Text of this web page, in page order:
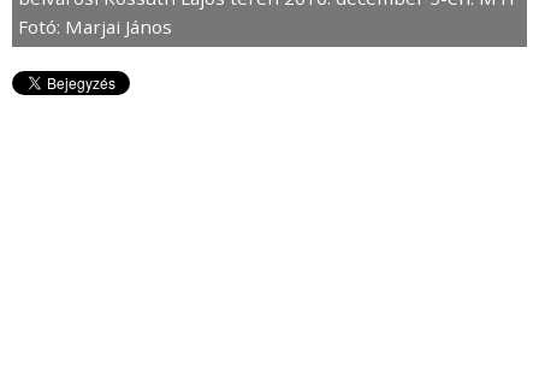
Fotó: Marjai János